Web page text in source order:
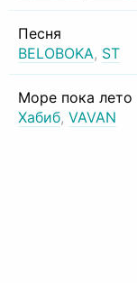
Песня
BELOBOKA, ST
Море пока лето
Хабиб, VAVAN